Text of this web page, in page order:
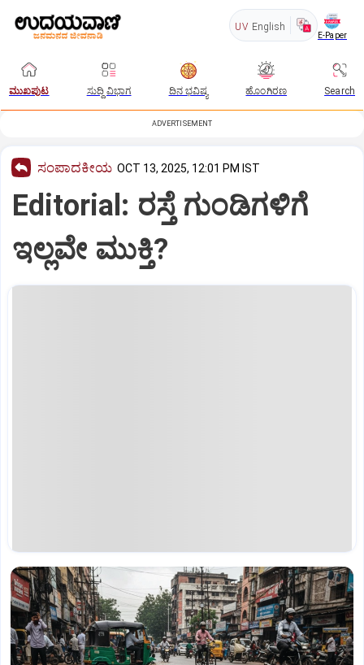
UV English
E-Paper
ಮುಖಪುಟ ಸುದ್ದಿ ವಿಭಾಗ ದಿನ ಭವಿಷ್ಯ ಹೊಂಗಿರಣ Search
ADVERTISEMENT
ಸಂಪಾದಕೀಯ OCT 13, 2025, 12:01 PM IST
Editorial: ರಸ್ತೆ ಗುಂಡಿಗಳಿಗೆ
ಇಲ್ಲವೇ ಮುಕ್ತಿ?